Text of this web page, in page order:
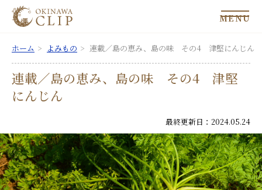
MENU
ホーム よみもの 連載／島の恵み、島の味 その4 津堅にんじん
連載／島の恵み、島の味 その4 津堅
にんじん
最終更新日：2024.05.24